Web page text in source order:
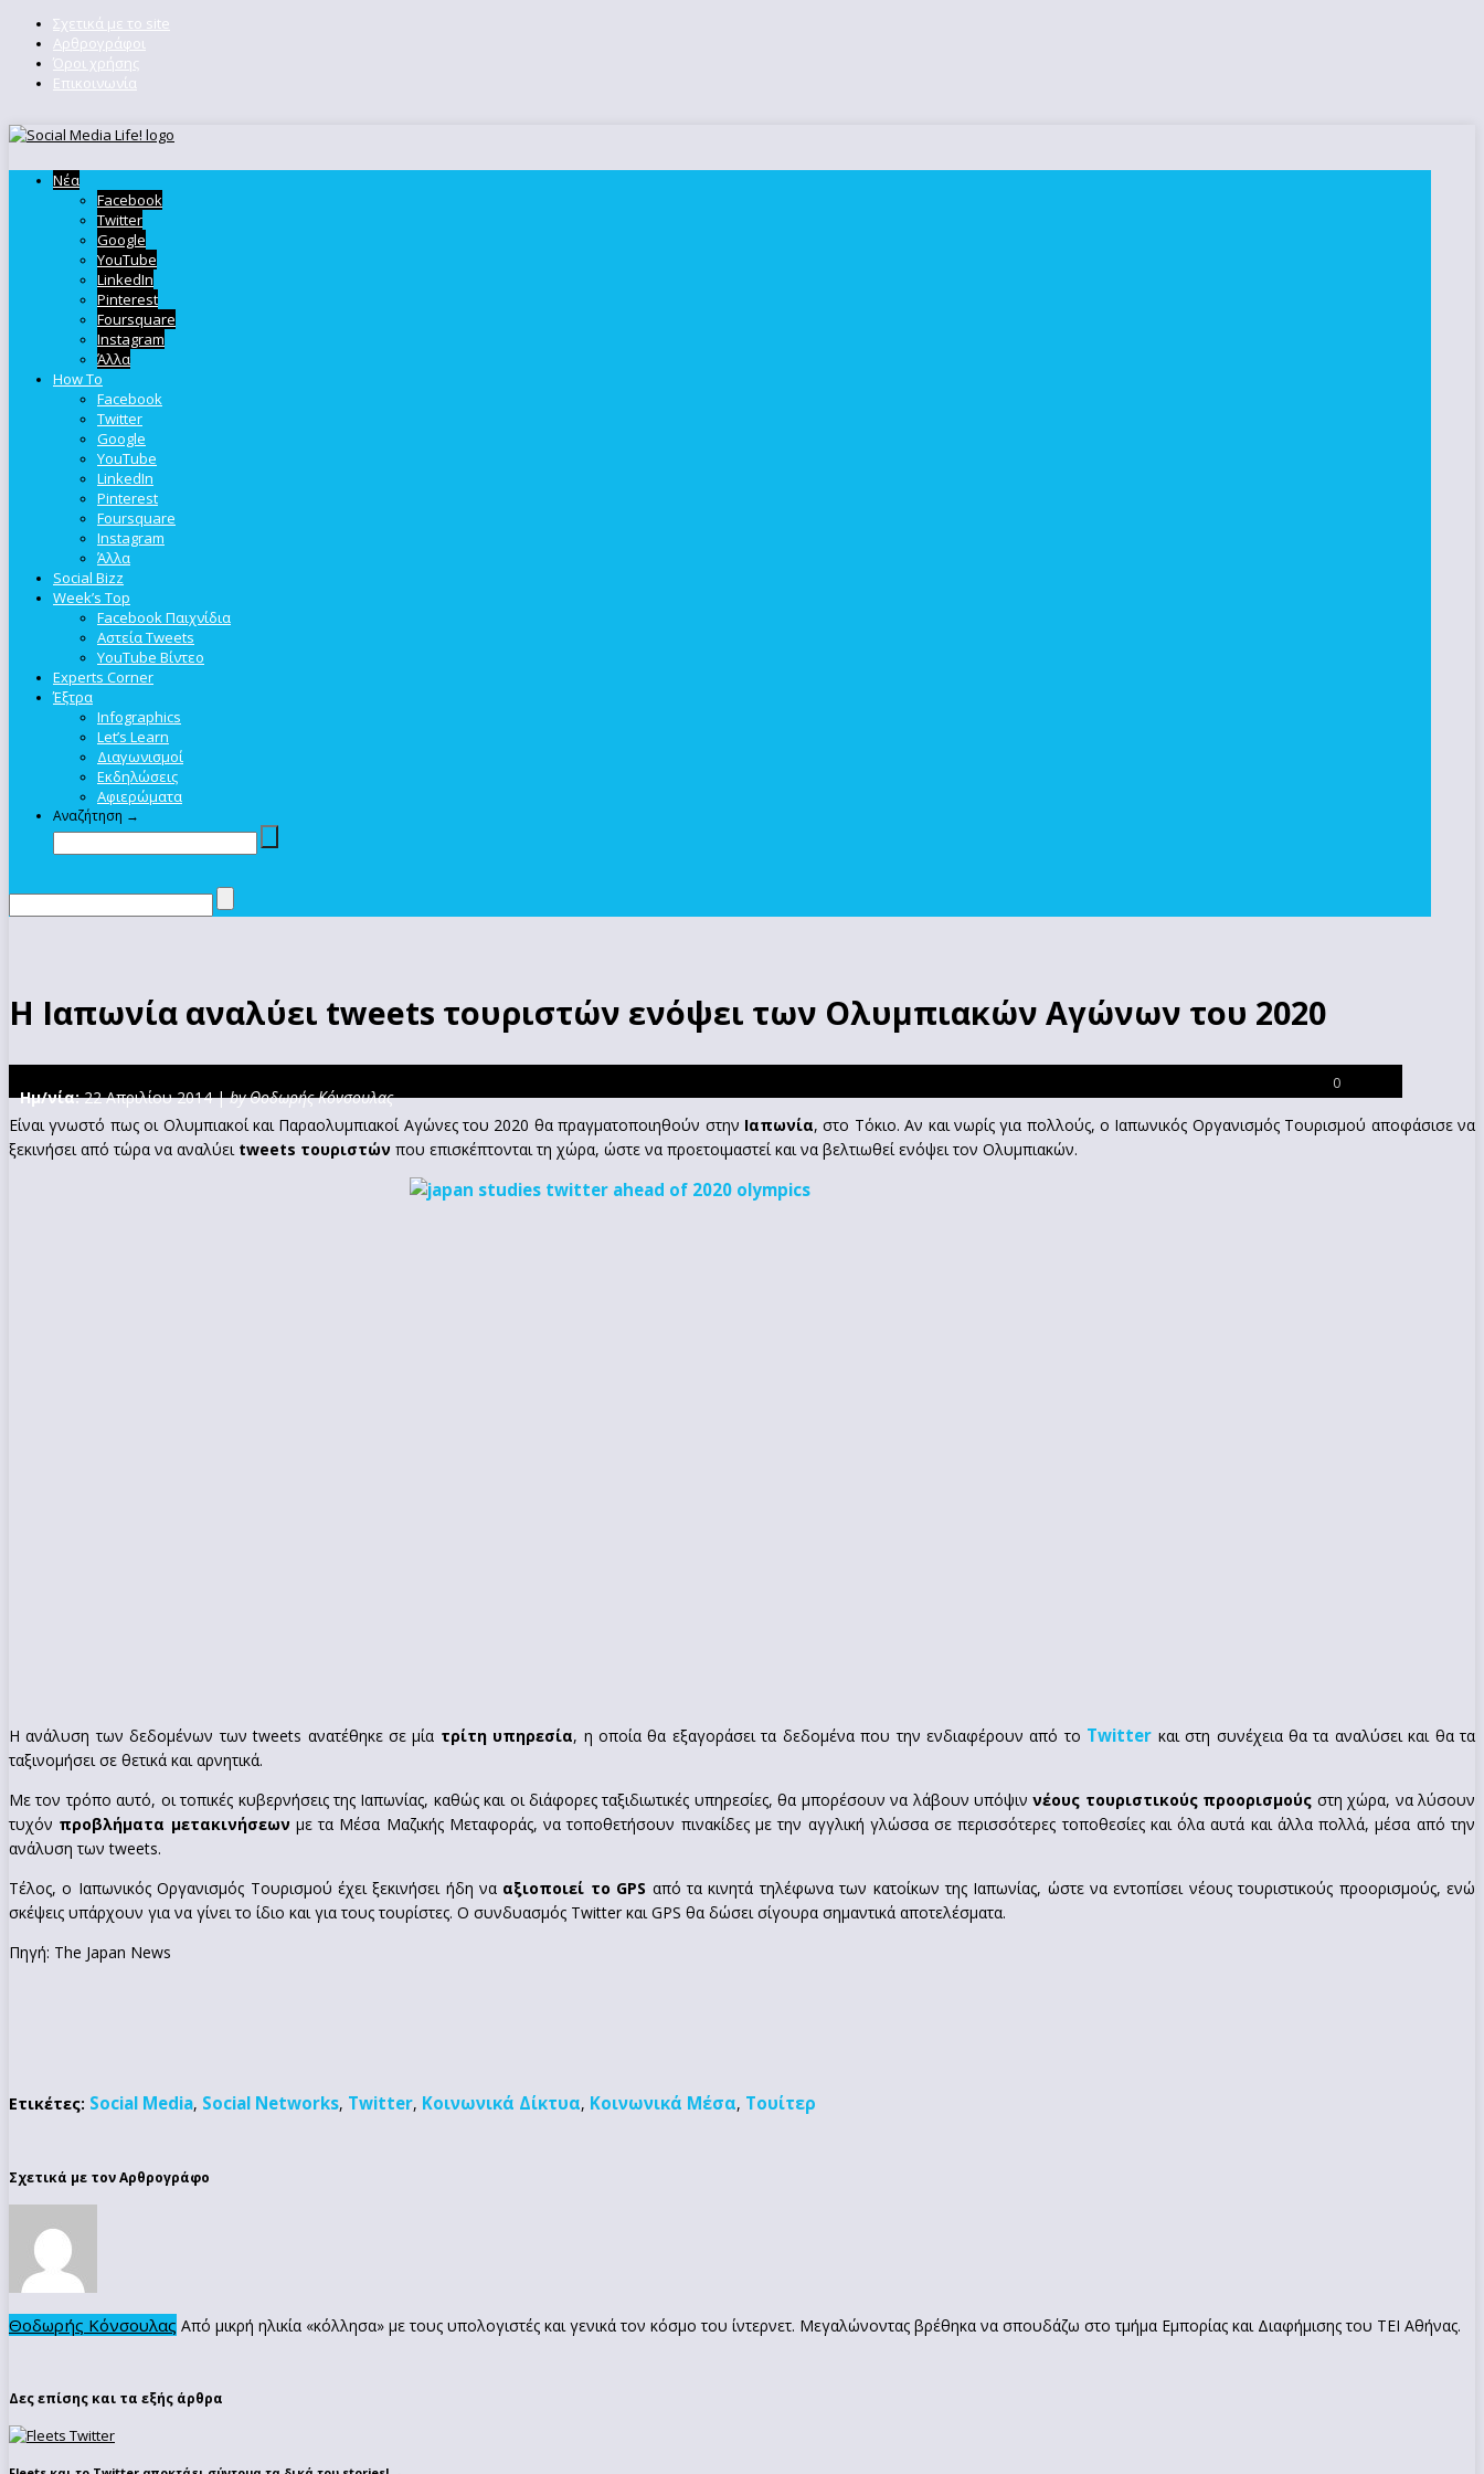
Σχετικά με το site
Αρθρογράφοι
Όροι χρήσης
Επικοινωνία
Νέα
Facebook
Twitter
Google
YouTube
LinkedIn
Pinterest
Foursquare
Instagram
Άλλα
How To
Facebook
Twitter
Google
YouTube
LinkedIn
Pinterest
Foursquare
Instagram
Άλλα
Social Bizz
Week’s Top
Facebook Παιχνίδια
Αστεία Tweets
YouTube Βίντεο
Experts Corner
Έξτρα
Infographics
Let’s Learn
Διαγωνισμοί
Εκδηλώσεις
Αφιερώματα
Αναζήτηση →
Η Ιαπωνία αναλύει tweets τουριστών ενόψει των Ολυμπιακών Αγώνων του 2020
Ημ/νία:22 Απριλίου 2014 |by Θοδωρής Κόνσουλας
0
Είναι γνωστό πως οι Ολυμπιακοί και Παραολυμπιακοί Αγώνες του 2020 θα πραγματοποιηθούν στην Ιαπωνία, στο Τόκιο. Αν και νωρίς για πολλούς, ο Ιαπωνικός Οργανισμός Τουρισμού αποφάσισε να
ξεκινήσει από τώρα να αναλύει tweets τουριστών που επισκέπτονται τη χώρα, ώστε να προετοιμαστεί και να βελτιωθεί ενόψει τον Ολυμπιακών.
Η ανάλυση των δεδομένων των tweets ανατέθηκε σε μία τρίτη υπηρεσία, η οποία θα εξαγοράσει τα δεδομένα που την ενδιαφέρουν από το Twitter και στη συνέχεια θα τα αναλύσει και θα τα
ταξινομήσει σε θετικά και αρνητικά.
Με τον τρόπο αυτό, οι τοπικές κυβερνήσεις της Ιαπωνίας, καθώς και οι διάφορες ταξιδιωτικές υπηρεσίες, θα μπορέσουν να λάβουν υπόψιννέους τουριστικούς προορισμούς στη χώρα, να λύσουν
τυχόν προβλήματα μετακινήσεων με τα Μέσα Μαζικής Μεταφοράς, να τοποθετήσουν πινακίδες με την αγγλική γλώσσα σε περισσότερες τοποθεσίες και όλα αυτά και άλλα πολλά, μέσα από την
ανάλυση των tweets.
Τέλος, ο Ιαπωνικός Οργανισμός Τουρισμού έχει ξεκινήσει ήδη να αξιοποιεί το GPS από τα κινητά τηλέφωνα των κατοίκων της Ιαπωνίας, ώστε να εντοπίσει νέους τουριστικούς προορισμούς, ενώ
σκέψεις υπάρχουν για να γίνει το ίδιο και για τους τουρίστες. Ο συνδυασμός Twitter και GPS θα δώσει σίγουρα σημαντικά αποτελέσματα.
Πηγή: The Japan News
Ετικέτες: Social Media, Social Networks, Twitter, Κοινωνικά Δίκτυα, Κοινωνικά Μέσα, Τουίτερ
Σχετικά με τον Αρθρογράφο
Θοδωρής Κόνσουλας Από μικρή ηλικία «κόλλησα» με τους υπολογιστές και γενικά τον κόσμο του ίντερνετ. Μεγαλώνοντας βρέθηκα να σπουδάζω στο τμήμα Εμπορίας και Διαφήμισης του ΤΕΙ Αθήνας.
Δες επίσης και τα εξής άρθρα